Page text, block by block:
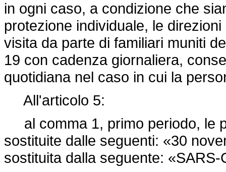
in ogni caso, a condizione che
protezione individuale, le
visita da parte di familiari muniti
19 con cadenza giornaliera,
quotidiana nel caso in cui la
All'articolo 5:
al comma 1, primo periodo, le
sostituite dalle seguenti: «30
sostituita dalla seguente: «SARS-